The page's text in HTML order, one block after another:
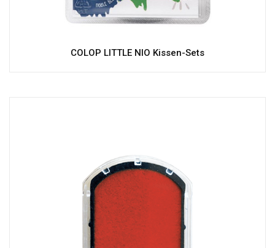
COLOP LITTLE NIO Kissen-Sets